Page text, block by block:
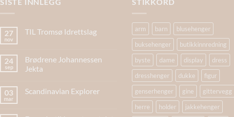
27
nov
TIL Tromsø Idrettslag
24
sep
Brødrene Johannessen
Jekta
03
mar
Scandinavian Explorer
arm barn
blusehenger
buksehenger
butikkinnredning
byste
dame display
dress
dresshenger
dukke
figur
genserhenger
gine
gittervegg
herre
holder jakkehenger